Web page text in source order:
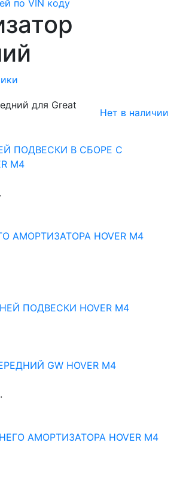
для Great
Нет в наличии
ПОДВЕСКИ В СБОРЕ С
M4
АМОРТИЗАТОРА HOVER M4
ПОДВЕСКИ HOVER M4
GW HOVER M4
АМОРТИЗАТОРА HOVER M4